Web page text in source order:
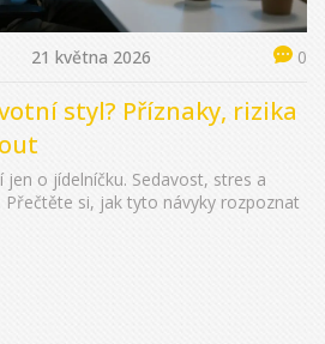
21 května 2026 0
styl? Příznaky, rizika
jen o jídelníčku. Sedavost, stres a
Přečtěte si, jak tyto návyky rozpoznat